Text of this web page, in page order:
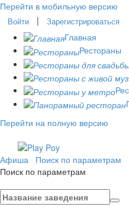
Перейти в мобильную версию
Войти | Зарегистрироваться
Главная
Рестораны
Перейти на полную версию
Афиша
Поиск по параметрам
Поиск по параметрам